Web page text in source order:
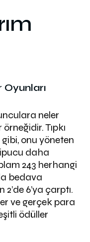
neler
Tıpkı
onu yöneten
daha
243 herhangi
bedava
6’ya çarptı.
ve gerçek para
ödüller